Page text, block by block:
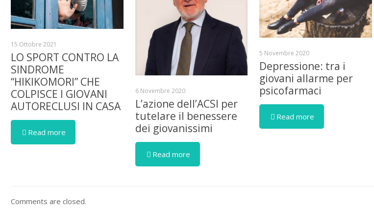
15 Ottobre 2021
LO SPORT CONTRO LA
SINDROME
“HIKIKOMORI” CHE
COLPISCE I GIOVANI
AUTORECLUSI IN CASA
Read more
6 Novembre 2020
L’azione dell’ACSI per
tutelare il benessere
dei giovanissimi
Read more
5 Novembre 2020
Depressione: tra i
giovani allarme per
psicofarmaci
Read more
Comments are closed.